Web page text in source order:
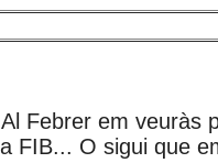
Al Febrer em veuràs
FIB... O sigui que